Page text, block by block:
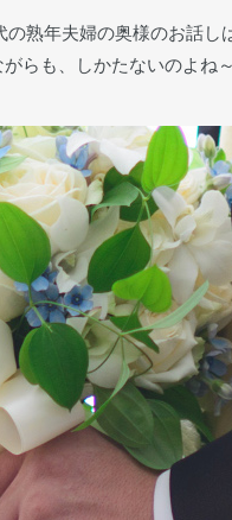
熟年夫婦の奥様のお話し
らも、しかたないのよね